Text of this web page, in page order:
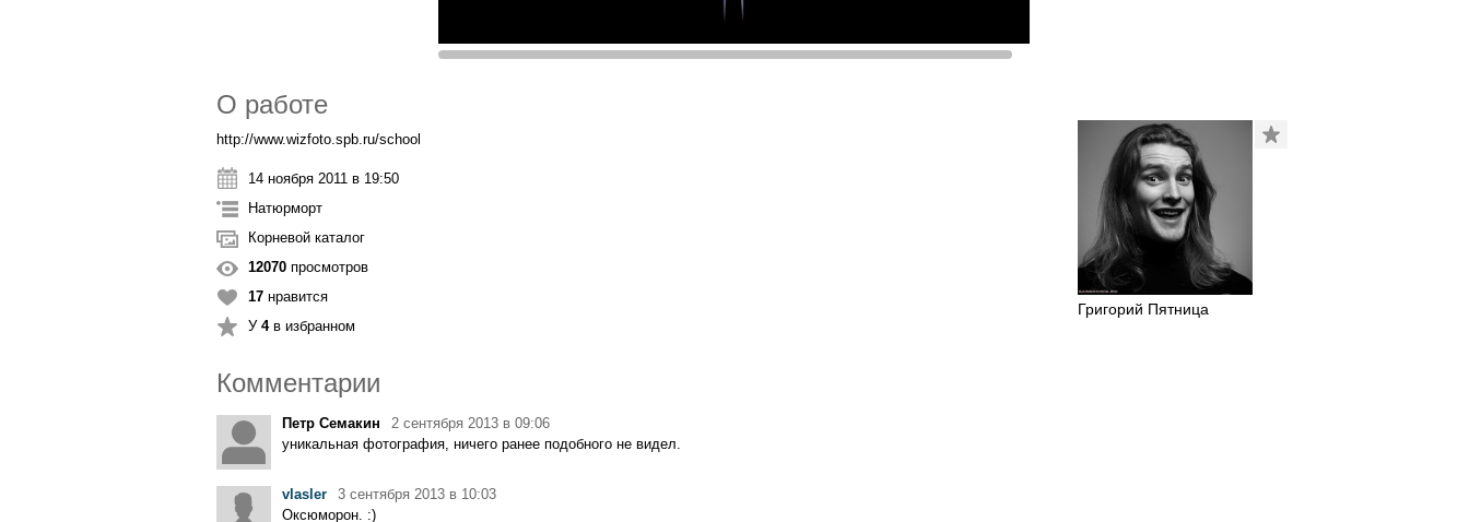
О работе
http://www.wizfoto.spb.ru/school
14 ноября 2011 в 19:50
Натюрморт
Корневой каталог
12070 просмотров
17 нравится
У 4в избранном
Григорий Пятница
Комментарии
Петр Семакин
2 сентября 2013 в 09:06
уникальная фотография, ничего ранее подобного не видел.
vlasler
3 сентября 2013 в 10:03
Оксюморон. :)